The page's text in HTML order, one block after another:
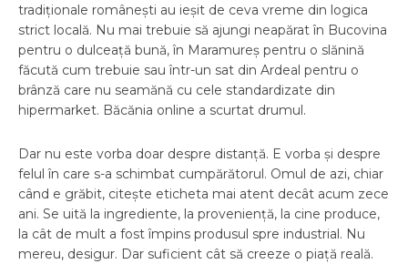
tradiționale românești au ieșit de ceva vreme din logica
strict locală. Nu mai trebuie să ajungi neapărat în Bucovina
pentru o dulceață bună, în Maramureș pentru o slănină
făcută cum trebuie sau într-un sat din Ardeal pentru o
brânză care nu seamănă cu cele standardizate din
hipermarket. Băcănia online a scurtat drumul.
Dar nu este vorba doar despre distanță. E vorba și despre
felul în care s-a schimbat cumpărătorul. Omul de azi, chiar
când e grăbit, citește eticheta mai atent decât acum zece
ani. Se uită la ingrediente, la proveniență, la cine produce,
la cât de mult a fost împins produsul spre industrial. Nu
mereu, desigur. Dar suficient cât să creeze o piață reală.